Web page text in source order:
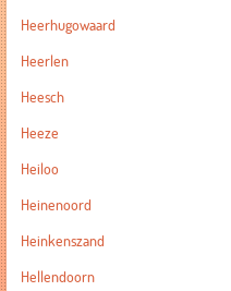
Heerhugowaard
Heerlen
Heesch
Heeze
Heiloo
Heinenoord
Heinkenszand
Hellendoorn